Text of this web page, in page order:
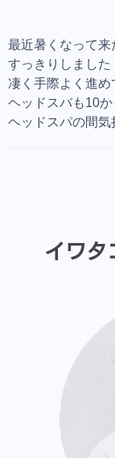
最近暑くなって来
すっきりしました
凄く手際よく進
ヘッドスバも10
ヘッドスパの間気
イワタ